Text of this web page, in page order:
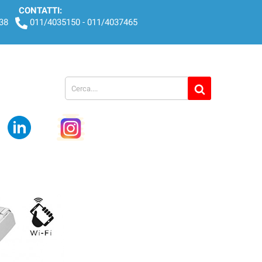
CONTATTI:
011/4035150 - 011/4037465